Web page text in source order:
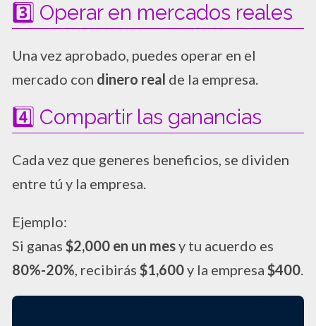
3️⃣ Operar en mercados reales
Una vez aprobado, puedes operar en el
mercado con dinero real de la empresa.
4️⃣ Compartir las ganancias
Cada vez que generes beneficios, se dividen
entre tú y la empresa.
Ejemplo:
Si ganas $2,000 en un mesy tu acuerdo es
80%-20%, recibirás $1,600y la empresa $400.